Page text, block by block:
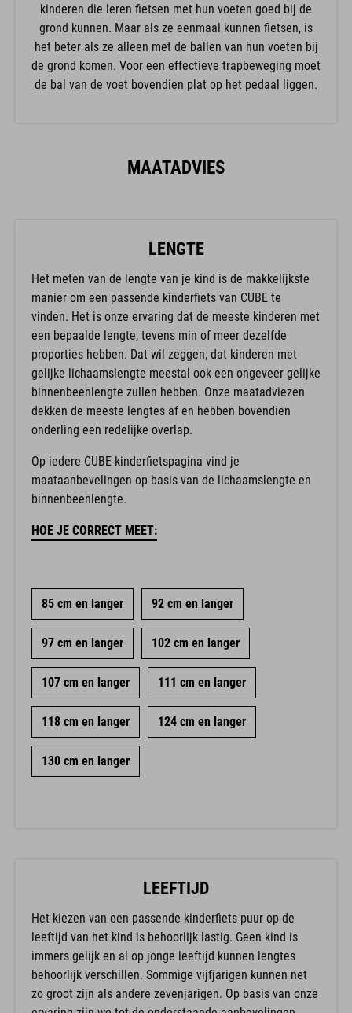
kinderen die leren fietsen met hun voeten goed bij de
grond kunnen. Maar als ze eenmaal kunnen fietsen, is
het beter als ze alleen met de ballen van hun voeten bij
de grond komen. Voor een effectieve trapbeweging moet
de bal van de voet bovendien plat op het pedaal liggen.
MAATADVIES
LENGTE
Het meten van de lengte van je kind is de makkelijkste
manier om een passende kinderfiets van CUBE te
vinden. Het is onze ervaring dat de meeste kinderen met
een bepaalde lengte, tevens min of meer dezelfde
proporties hebben. Dat wil zeggen, dat kinderen met
gelijke lichaamslengte meestal ook een ongeveer gelijke
binnenbeenlengte zullen hebben. Onze maatadviezen
dekken de meeste lengtes af en hebben bovendien
onderling een redelijke overlap.
Op iedere CUBE-kinderfietspagina vind je
maataanbevelingen op basis van de lichaamslengte en
binnenbeenlengte.
HOE JE CORRECT MEET:
85 cm en langer 92 cm en langer
97 cm en langer 102 cm en langer
107 cm en langer 111 cm en langer
118 cm en langer 124 cm en langer
130 cm en langer
LEEFTIJD
Het kiezen van een passende kinderfiets puur op de
leeftijd van het kind is behoorlijk lastig. Geen kind is
immers gelijk en al op jonge leeftijd kunnen lengtes
behoorlijk verschillen. Sommige vijfjarigen kunnen net
zo groot zijn als andere zevenjarigen. Op basis van onze